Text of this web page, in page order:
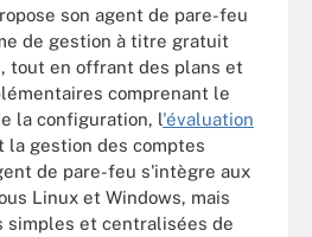
son agent de pare-feu
de gestion à titre gratuit
tout en offrant des plans et
comprenant le
la configuration, l'évaluation
la gestion des comptes
de pare-feu s'intègre aux
Linux et Windows, mais
simples et centralisées de